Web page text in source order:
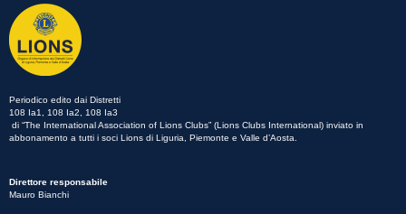
Periodico edito dai Distretti
108 Ia1, 108 Ia2, 108 Ia3
di “The International Association of Lions Clubs” (Lions Clubs International) inviato in
abbonamento a tutti i soci Lions di Liguria, Piemonte e Valle d’Aosta.
Direttore responsabile
Mauro Bianchi